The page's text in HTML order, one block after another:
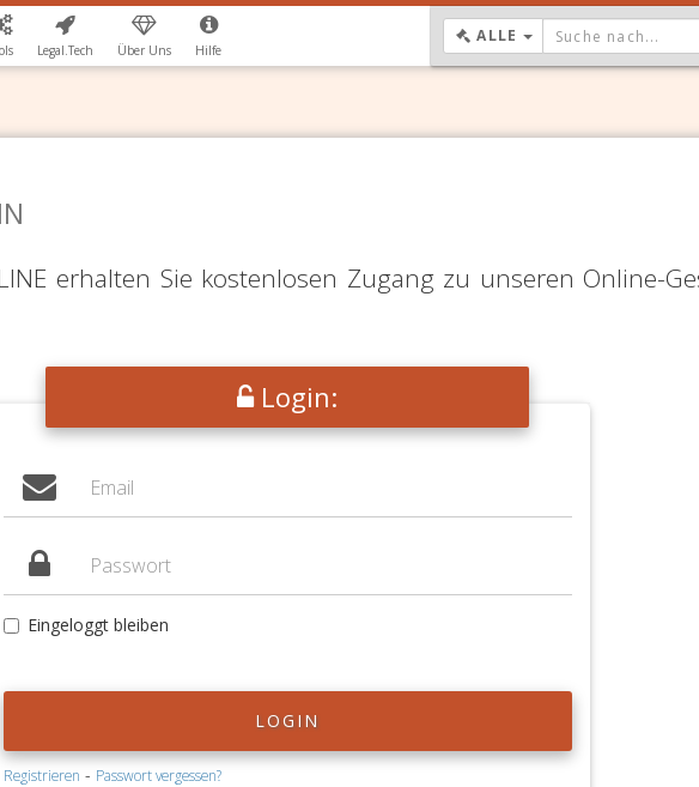
Legal.Tech Über Uns Hilfe
ALLE DROPDOWN:
erhalten Sie kostenlosen Zugang zu unseren Online-
Login:
Eingeloggt bleiben
LOGIN
Registrieren - Passwort vergessen?